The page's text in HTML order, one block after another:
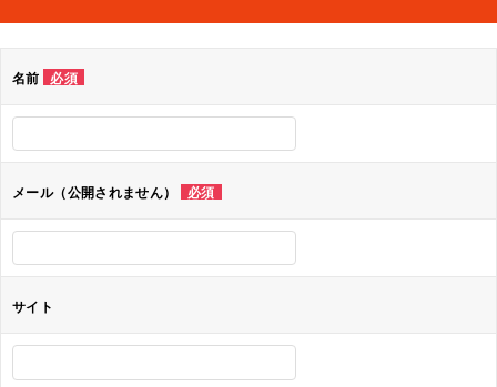
ビ
シ
ョ
ン
名前 必須
メール（公開されません） 必須
サイト